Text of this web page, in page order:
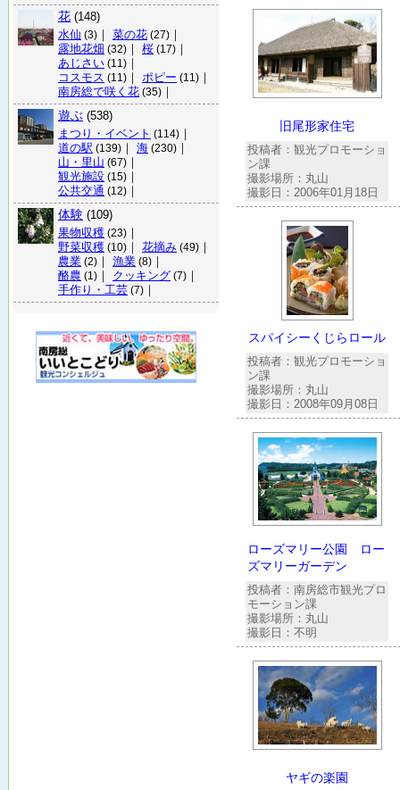
花 (148)
水仙 (3) ｜ 菜の花 (27) ｜
露地花畑 (32) ｜ 桜 (17) ｜
あじさい (11) ｜
コスモス (11) ｜ ポピー (11) ｜
南房総で咲く花 (35) ｜
遊ぶ (538)
まつり・イベント (114) ｜
道の駅 (139) ｜ 海 (230) ｜
山・里山 (67) ｜
観光施設 (15) ｜
公共交通 (12) ｜
体験 (109)
果物収穫 (23) ｜
野菜収穫 (10) ｜ 花摘み (49) ｜
農業 (2) ｜ 漁業 (8) ｜
酪農 (1) ｜ クッキング (7) ｜
手作り・工芸 (7) ｜
旧尾形家住宅
投稿者：観光プロモーショ
ン課
撮影場所：丸山
撮影日：2006年01月18日
スパイシーくじらロール
投稿者：観光プロモーショ
ン課
撮影場所：丸山
撮影日：2008年09月08日
ローズマリー公園 ロー
ズマリーガーデン
投稿者：南房総市観光プロ
モーション課
撮影場所：丸山
撮影日：不明
ヤギの楽園